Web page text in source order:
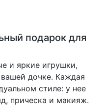
подарок для
и яркие игрушки,
дочке. Каждая
стиле: у нее
прическа и макияж.